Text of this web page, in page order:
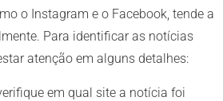
o Instagram e o Facebook, tende a
Para identificar as notícias
atenção em alguns detalhes:
em qual site a notícia foi